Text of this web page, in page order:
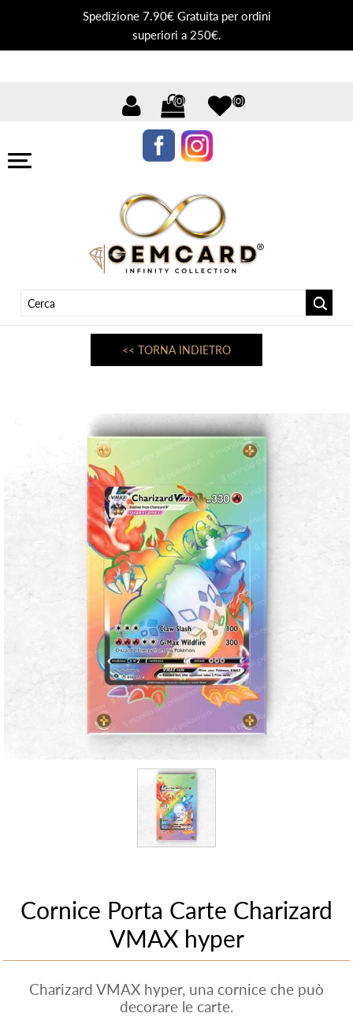
Spedizione 7.90€ Gratuita per ordini
superiori a 250€.
(0) (0)
<< TORNA INDIETRO
Cornice Porta Carte Charizard
VMAX hyper
Charizard VMAX hyper, una cornice che può
decorare le carte.